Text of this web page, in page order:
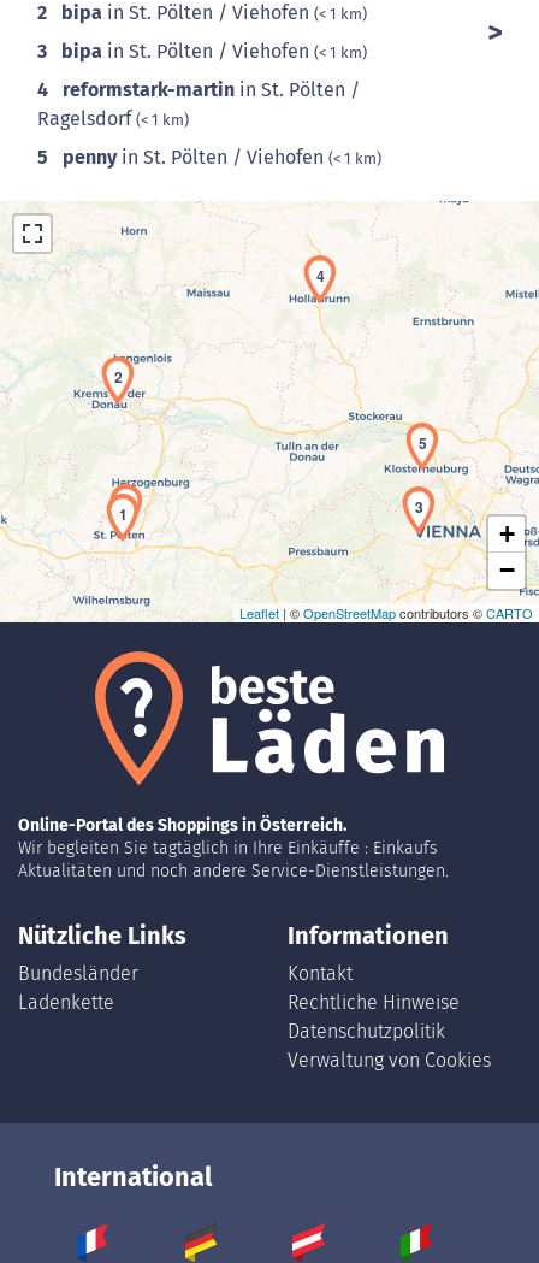
2 bipa in St. Pölten / Viehofen (< 1 km)
3 bipa in St. Pölten / Viehofen (< 1 km)
4 reformstark-martin in St. Pölten /
Ragelsdorf(< 1 km)
5 pennyin St. Pölten / Viehofen (< 1 km)
Laden der Karte...
1
2
3
4
5
+
−
Leaflet| ©OpenStreetMapcontributors ©CARTO
Online-Portal des Shoppings in Österreich.
Wir begleiten Sie tagtäglich in Ihre Einkäuffe : Einkaufs
Aktualitäten und noch andere Service-Dienstleistungen.
Nützliche Links
Bundesländer
Ladenkette
Informationen
Kontakt
Rechtliche Hinweise
Datenschutzpolitik
Verwaltung von Cookies
International